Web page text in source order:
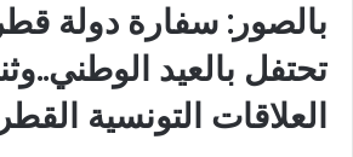
بالصور: سفارة دولة
تحتفل بالعيد
العلاقات التونسية